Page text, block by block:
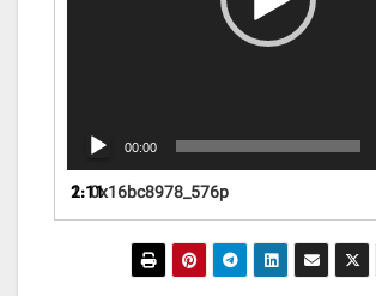
00:00
1.0x16bc8978_576p
2:11